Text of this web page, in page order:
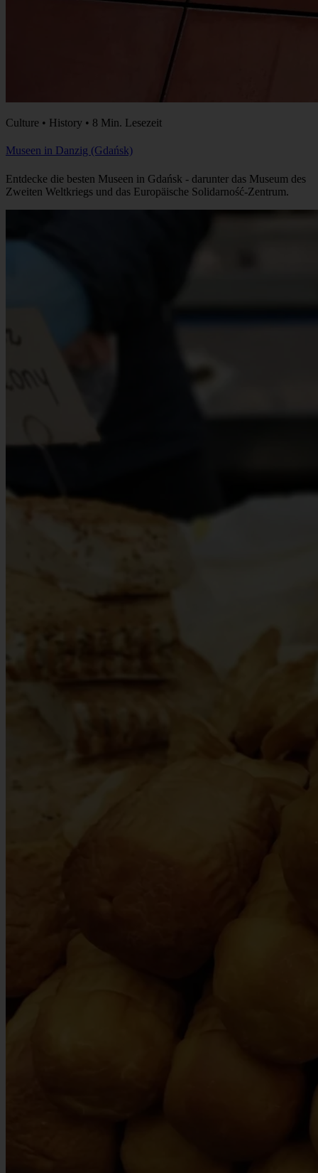
Culture • History • 8 Min. Lesezeit
Museen in Danzig (Gdańsk)
Entdecke die besten Museen in Gdańsk - darunter das Museum des
Zweiten Weltkriegs und das Europäische Solidarność-Zentrum.